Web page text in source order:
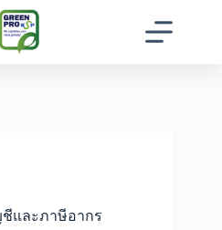
ชีและภาษีอากร